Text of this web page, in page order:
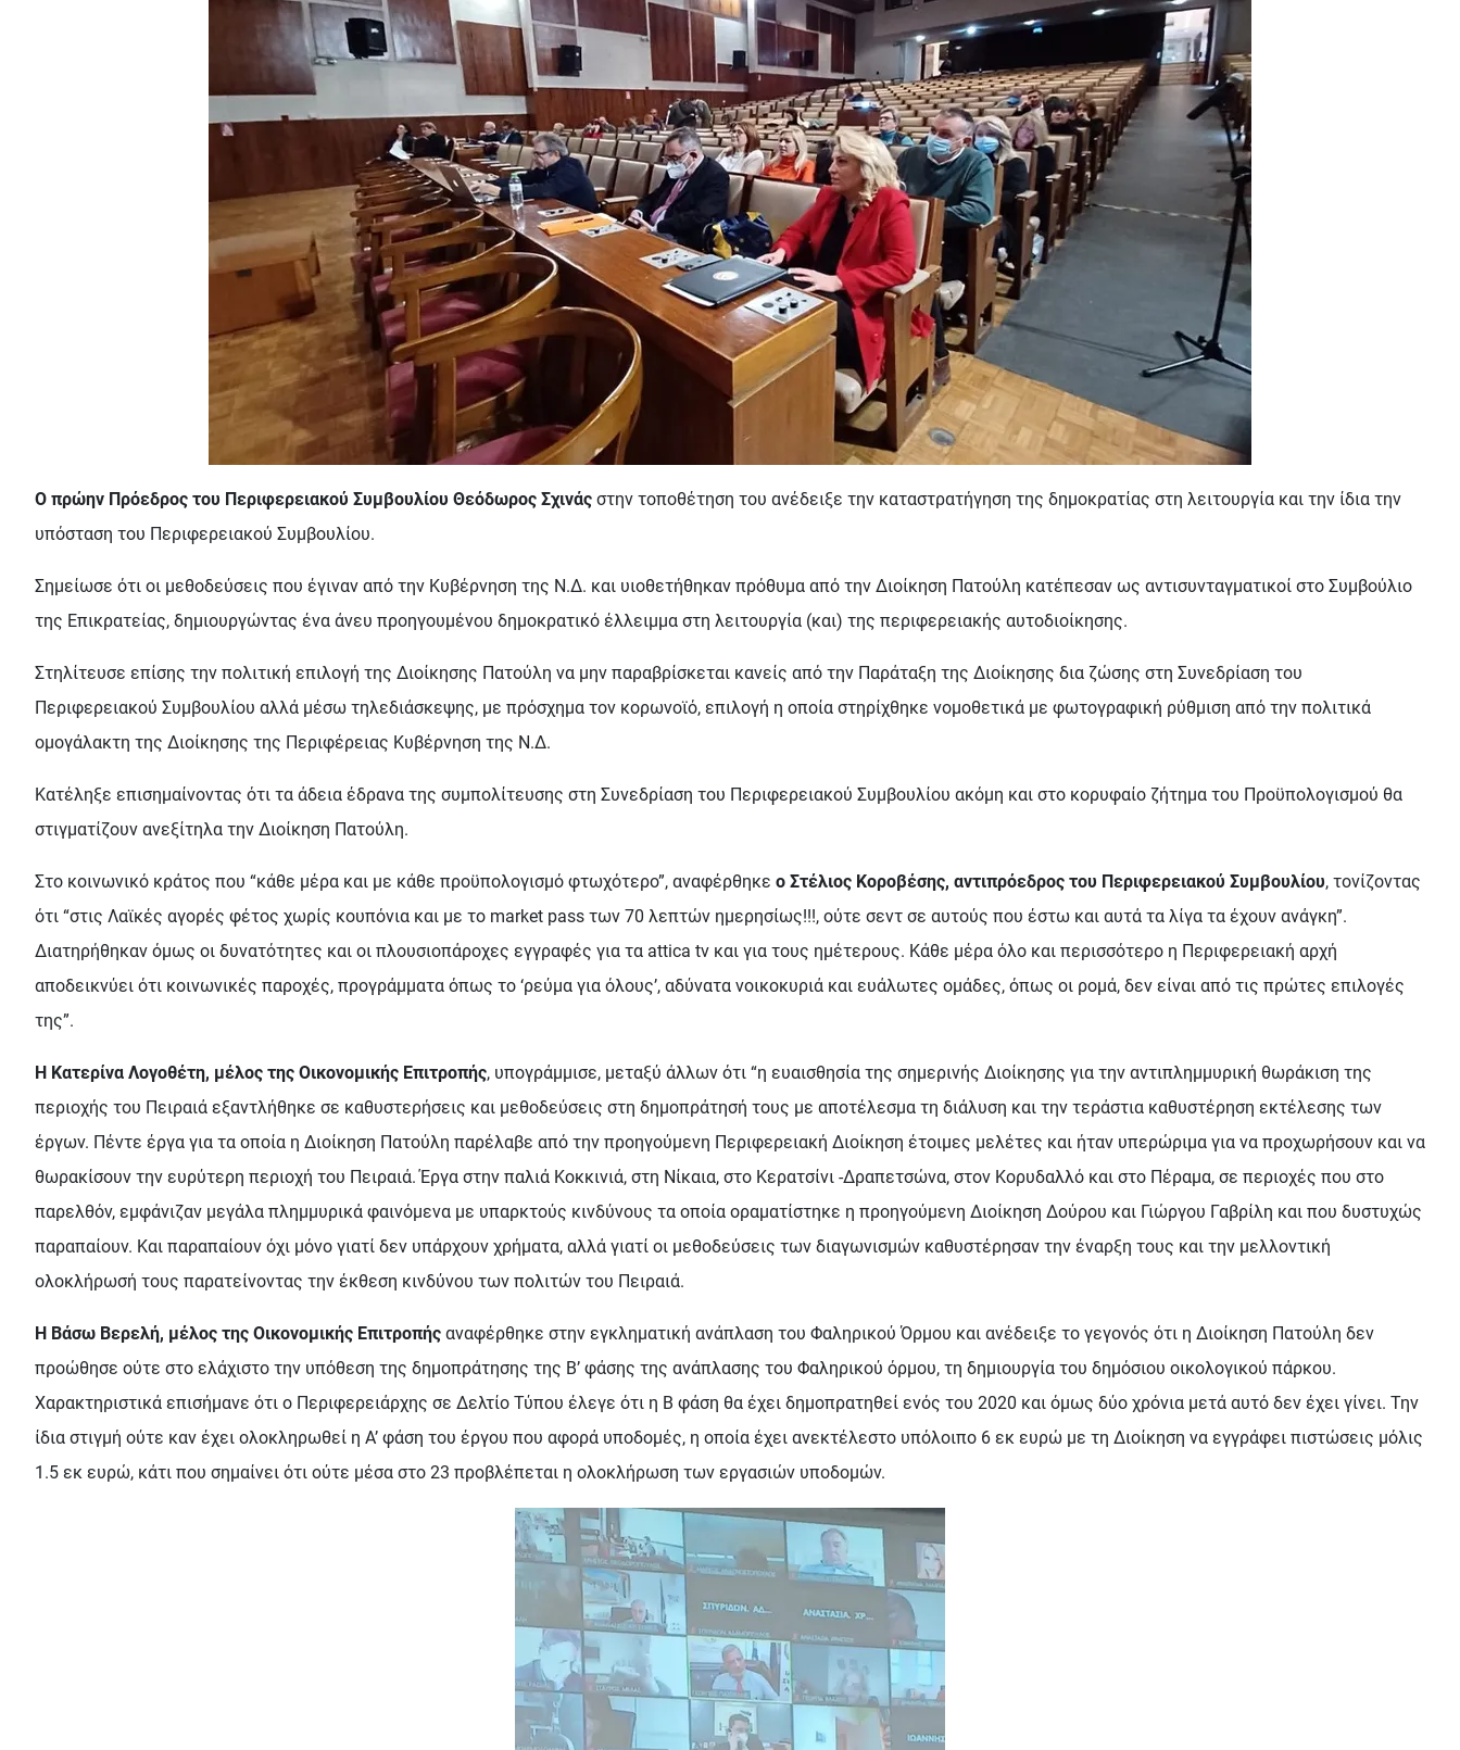
Ο πρώην Πρόεδρος του Περιφερειακού Συμβουλίου Θεόδωρος Σχινάς στην τοποθέτηση του ανέδειξε την καταστρατήγηση της δημοκρατίας στη λειτουργία και την ίδια την
υπόσταση του Περιφερειακού Συμβουλίου.
Σημείωσε ότι οι μεθοδεύσεις που έγιναν από την Κυβέρνηση της Ν.Δ. και υιοθετήθηκαν πρόθυμα από την Διοίκηση Πατούλη κατέπεσαν ως αντισυνταγματικοί στο Συμβούλιο
της Επικρατείας, δημιουργώντας ένα άνευ προηγουμένου δημοκρατικό έλλειμμα στη λειτουργία (και) της περιφερειακής αυτοδιοίκησης.
Στηλίτευσε επίσης την πολιτική επιλογή της Διοίκησης Πατούλη να μην παραβρίσκεται κανείς από την Παράταξη της Διοίκησης δια ζώσης στη Συνεδρίαση του
Περιφερειακού Συμβουλίου αλλά μέσω τηλεδιάσκεψης, με πρόσχημα τον κορωνοϊό, επιλογή η οποία στηρίχθηκε νομοθετικά με φωτογραφική ρύθμιση από την πολιτικά
ομογάλακτη της Διοίκησης της Περιφέρειας Κυβέρνηση της Ν.Δ.
Κατέληξε επισημαίνοντας ότι τα άδεια έδρανα της συμπολίτευσης στη Συνεδρίαση του Περιφερειακού Συμβουλίου ακόμη και στο κορυφαίο ζήτημα του Προϋπολογισμού θα
στιγματίζουν ανεξίτηλα την Διοίκηση Πατούλη.
Στο κοινωνικό κράτος που “κάθε μέρα και με κάθε προϋπολογισμό φτωχότερο”, αναφέρθηκε ο Στέλιος Κοροβέσης, αντιπρόεδρος του Περιφερειακού Συμβουλίου, τονίζοντας
ότι “στις Λαϊκές αγορές φέτος χωρίς κουπόνια και με το market pass των 70 λεπτών ημερησίως!!!, ούτε σεντ σε αυτούς που έστω και αυτά τα λίγα τα έχουν ανάγκη”.
Διατηρήθηκαν όμως οι δυνατότητες και οι πλουσιοπάροχες εγγραφές για τα attica tv και για τους ημέτερους. Κάθε μέρα όλο και περισσότερο η Περιφερειακή αρχή
αποδεικνύει ότι κοινωνικές παροχές, προγράμματα όπως το ‘ρεύμα για όλους’, αδύνατα νοικοκυριά και ευάλωτες ομάδες, όπως οι ρομά, δεν είναι από τις πρώτες επιλογές
της”.
Η Κατερίνα Λογοθέτη, μέλος της Οικονομικής Επιτροπής, υπογράμμισε, μεταξύ άλλων ότι “η ευαισθησία της σημερινής Διοίκησης για την αντιπλημμυρική θωράκιση της
περιοχής του Πειραιά εξαντλήθηκε σε καθυστερήσεις και μεθοδεύσεις στη δημοπράτησή τους με αποτέλεσμα τη διάλυση και την τεράστια καθυστέρηση εκτέλεσης των
έργων. Πέντε έργα για τα οποία η Διοίκηση Πατούλη παρέλαβε από την προηγούμενη Περιφερειακή Διοίκηση έτοιμες μελέτες και ήταν υπερώριμα για να προχωρήσουν και να
θωρακίσουν την ευρύτερη περιοχή του Πειραιά. Έργα στην παλιά Κοκκινιά, στη Νίκαια, στο Κερατσίνι -Δραπετσώνα, στον Κορυδαλλό και στο Πέραμα, σε περιοχές που στο
παρελθόν, εμφάνιζαν μεγάλα πλημμυρικά φαινόμενα με υπαρκτούς κινδύνους τα οποία οραματίστηκε η προηγούμενη Διοίκηση Δούρου και Γιώργου Γαβρίλη και που δυστυχώς
παραπαίουν. Και παραπαίουν όχι μόνο γιατί δεν υπάρχουν χρήματα, αλλά γιατί οι μεθοδεύσεις των διαγωνισμών καθυστέρησαν την έναρξη τους και την μελλοντική
ολοκλήρωσή τους παρατείνοντας την έκθεση κινδύνου των πολιτών του Πειραιά.
Η Βάσω Βερελή, μέλος της Οικονομικής Επιτροπής αναφέρθηκε στην εγκληματική ανάπλαση του Φαληρικού Όρμου και ανέδειξε το γεγονός ότι η Διοίκηση Πατούλη δεν
προώθησε ούτε στο ελάχιστο την υπόθεση της δημοπράτησης της Β’ φάσης της ανάπλασης του Φαληρικού όρμου, τη δημιουργία του δημόσιου οικολογικού πάρκου.
Χαρακτηριστικά επισήμανε ότι ο Περιφερειάρχης σε Δελτίο Τύπου έλεγε ότι η Β φάση θα έχει δημοπρατηθεί ενός του 2020 και όμως δύο χρόνια μετά αυτό δεν έχει γίνει. Την
ίδια στιγμή ούτε καν έχει ολοκληρωθεί η Α’ φάση του έργου που αφορά υποδομές, η οποία έχει ανεκτέλεστο υπόλοιπο 6 εκ ευρώ με τη Διοίκηση να εγγράφει πιστώσεις μόλις
1.5 εκ ευρώ, κάτι που σημαίνει ότι ούτε μέσα στο 23 προβλέπεται η ολοκλήρωση των εργασιών υποδομών.